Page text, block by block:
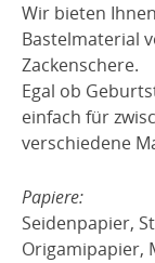
Wir bieten
Bastelmaterial
Zackenschere.
Egal ob
einfach für
verschiedene
Papiere:
Seidenpapier,
Origamipapier,